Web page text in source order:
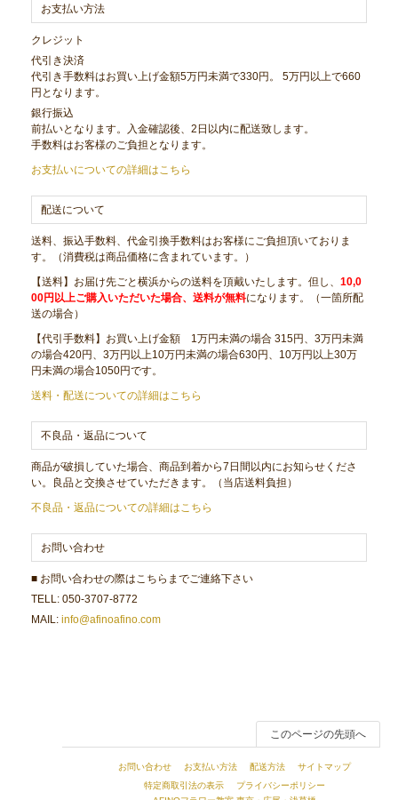
お支払い方法
クレジット
代引き決済
代引き手数料はお買い上げ金額5万円未満で330円。 5万円以上で660
円となります。
銀行振込
前払いとなります。入金確認後、2日以内に配送致します。
手数料はお客様のご負担となります。
お支払いについての詳細はこちら
配送について
送料、振込手数料、代金引換手数料はお客様にご負担頂いておりま
す。（消費税は商品価格に含まれています。）
【送料】お届け先ごと横浜からの送料を頂戴いたします。但し、10,0
00円以上ご購入いただいた場合、送料が無料になります。（一箇所配
送の場合）
【代引手数料】お買い上げ金額 1万円未満の場合 315円、3万円未満
の場合420円、3万円以上10万円未満の場合630円、10万円以上30万
円未満の場合1050円です。
送料・配送についての詳細はこちら
不良品・返品について
商品が破損していた場合、商品到着から7日間以内にお知らせくださ
い。良品と交換させていただきます。（当店送料負担）
不良品・返品についての詳細はこちら
お問い合わせ
■ お問い合わせの際はこちらまでご連絡下さい
TELL: 050-3707-8772
MAIL:info@afinoafino.com
このページの先頭へ
お問い合わせ お支払い方法 配送方法
サイトマップ
特定商取引法の表示
プライバシーポリシー